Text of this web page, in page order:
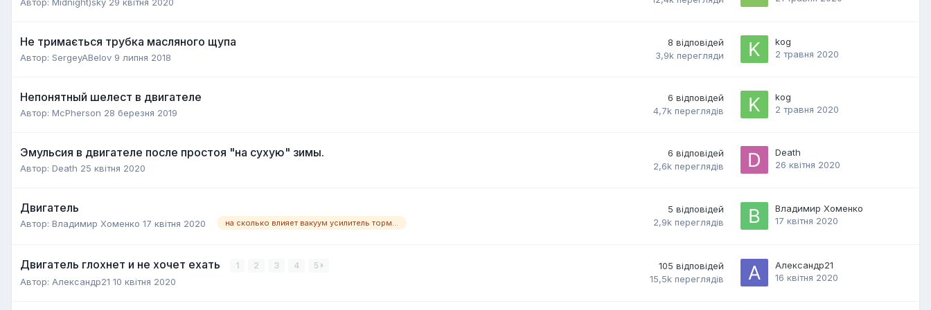
Не тримається трубка масляного щупа
Автор: SergeyABelov 9 липня 2018
8 відповідей
3,9k перегляди
kog
2 травня 2020
Непонятный шелест в двигателе
Автор: McPherson 28 березня 2019
6 відповідей
4,7k переглядів
kog
2 травня 2020
Эмульсия в двигателе после простоя "на сухую" зимы.
Автор: Death 25 квітня 2020
6 відповідей
2,6k переглядів
Death
26 квітня 2020
Двигатель
Автор: Владимир Хоменко 17 квітня 2020 на сколько влияет вакуум усилитель тормоза
5 відповідей
2,9k переглядів
Владимир Хоменко
17 квітня 2020
Двигатель глохнет и не хочет ехать 1 2 3 4 5
Автор: Александр21 10 квітня 2020
105 відповідей
15,5k переглядів
Александр21
16 квітня 2020